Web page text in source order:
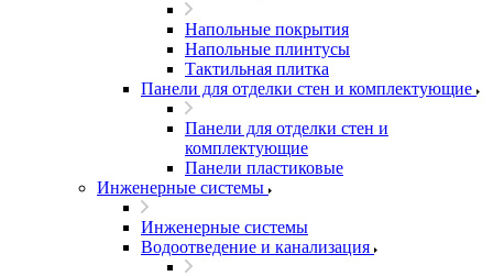
Напольные покрытия
Напольные плинтусы
Тактильная плитка
Панели для отделки стен и комплектующие
Панели для отделки стен и
комплектующие
Панели пластиковые
Инженерные системы
Инженерные системы
Водоотведение и канализация